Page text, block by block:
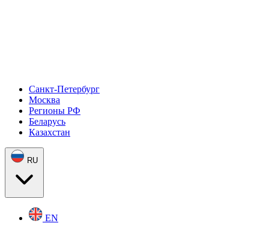
Санкт-Петербург
Москва
Регионы РФ
Беларусь
Казахстан
RU
EN